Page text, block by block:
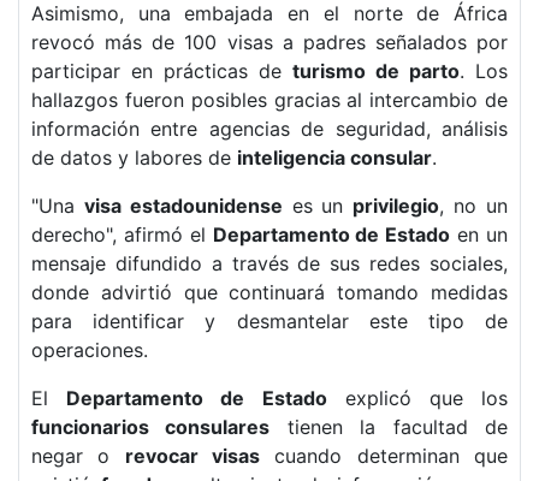
Asimismo, una embajada en el norte de África
revocó más de 100 visas a padres señalados por
participar en prácticas de turismo de parto. Los
hallazgos fueron posibles gracias al intercambio de
información entre agencias de seguridad, análisis
de datos y labores de inteligencia consular.
"Una visa estadounidense es un privilegio, no un
derecho", afirmó el Departamento de Estado en un
mensaje difundido a través de sus redes sociales,
donde advirtió que continuará tomando medidas
para identificar y desmantelar este tipo de
operaciones.
El Departamento de Estadoexplicó que los
funcionarios consulares tienen la facultad de
negar o revocar visas cuando determinan que